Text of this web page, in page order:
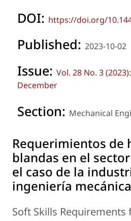
DOI: https://doi.org/
Published: 2023-10-02
Issue: Vol. 28 No. 3
December
Section: Mechanical
Requerimientos de
blandas en el
el caso de la
ingeniería mecánica
Soft Skills Requirements